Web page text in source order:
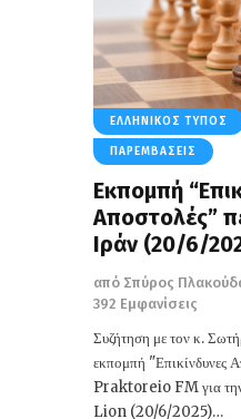
ΕΛΛΗΝΙΚΌΣ ΤΎΠΟΣ
ΠΑΡΕΜΒΆΣΕΙΣ
Εκπομπή
Αποστολές”
Ιράν (20/6/
από Σπύρος
392 Εμφανίσεις
Συζήτηση με τον κ.
εκπομπή "Επικίνδυνες
Praktoreio FM για
Lion (20/6/2025)…